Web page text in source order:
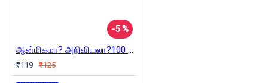
-5 %
ஆன்மிகமா? அறிவியலா?100 கேள்வி - பதில்கள்
₹119 ₹125